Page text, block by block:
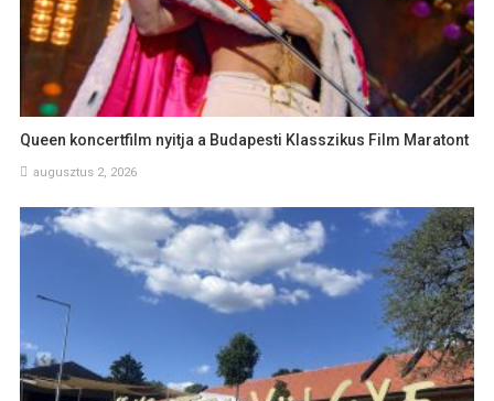
Queen koncertfilm nyitja a Budapesti Klasszikus Film Maratont
augusztus 2, 2026